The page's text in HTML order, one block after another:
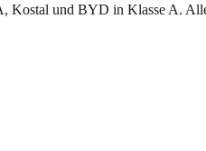
und BYD in Klasse A.